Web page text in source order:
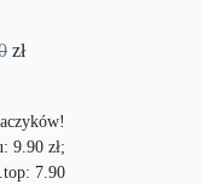
zł
9.90 zł;
7.90